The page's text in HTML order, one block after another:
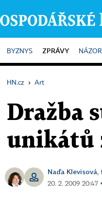
HOME
BYZNYS ZPRÁVY
HN.cz › Art
Dražba
unikátů
Naďa Klevisová,
20. 2. 2009 20:47